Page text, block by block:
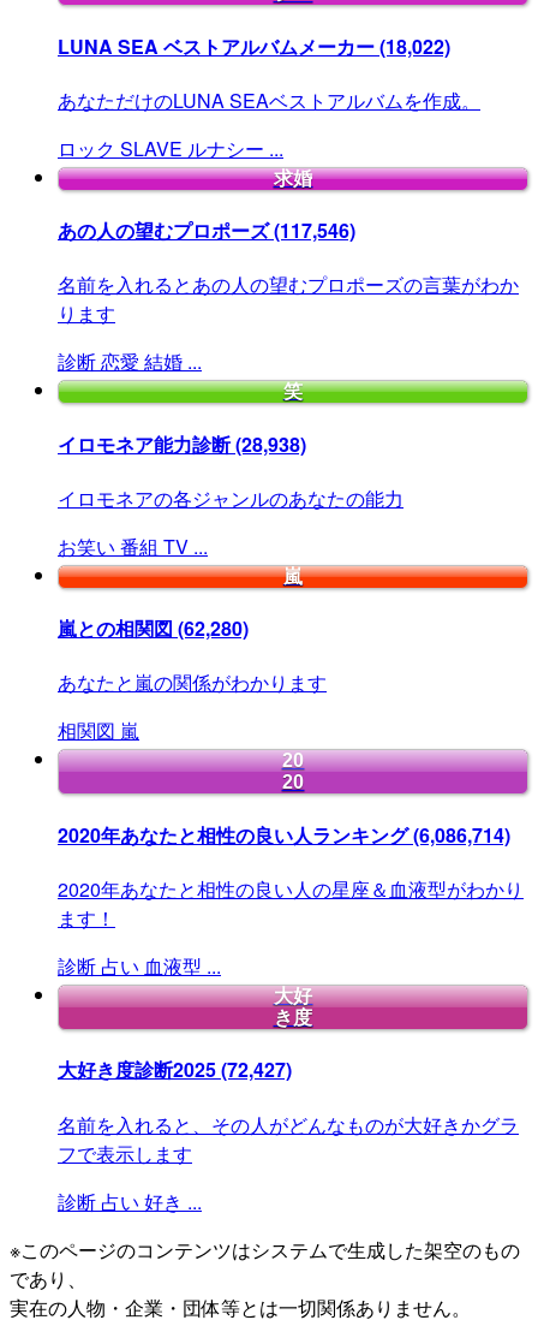
LUNA SEA ベストアルバムメーカー(18,022)
あなただけのLUNA SEAベストアルバムを作成。
ロック SLAVE ルナシー ...
求婚
あの人の望むプロポーズ(117,546)
名前を入れるとあの人の望むプロポーズの言葉がわか
ります
診断恋愛 結婚 ...
笑
イロモネア能力診断(28,938)
イロモネアの各ジャンルのあなたの能力
お笑い 番組 TV ...
嵐
嵐との相関図 (62,280)
あなたと嵐の関係がわかります
相関図 嵐
20
20
2020年あなたと相性の良い人ランキング(6,086,714)
2020年あなたと相性の良い人の星座＆血液型がわかり
ます！
診断 占い 血液型 ...
大好
き度
大好き度診断2025(72,427)
名前を入れると、その人がどんなものが大好きかグラ
フで表示します
診断 占い 好き ...
※このページのコンテンツはシステムで生成した架空のもの
であり、
実在の人物・企業・団体等とは一切関係ありません。